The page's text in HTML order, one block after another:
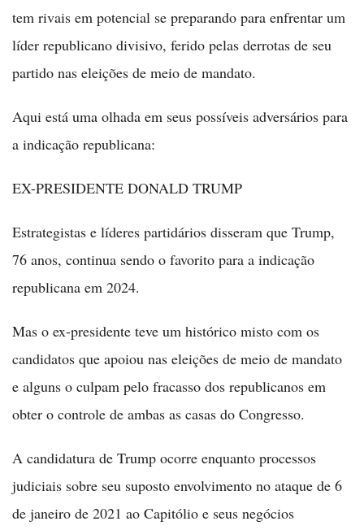
tem rivais em potencial se preparando para enfrentar um
líder republicano divisivo, ferido pelas derrotas de seu
partido nas eleições de meio de mandato.
Aqui está uma olhada em seus possíveis adversários para
a indicação republicana:
EX-PRESIDENTE DONALD TRUMP
Estrategistas e líderes partidários disseram que Trump,
76 anos, continua sendo o favorito para a indicação
republicana em 2024.
Mas o ex-presidente teve um histórico misto com os
candidatos que apoiou nas eleições de meio de mandato
e alguns o culpam pelo fracasso dos republicanos em
obter o controle de ambas as casas do Congresso.
A candidatura de Trump ocorre enquanto processos
judiciais sobre seu suposto envolvimento no ataque de 6
de janeiro de 2021 ao Capitólio e seus negócios